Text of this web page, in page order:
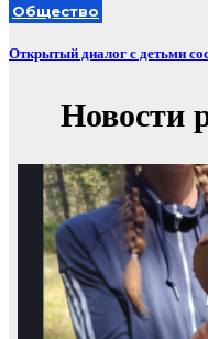
Общество
Открытый диалог с детьми